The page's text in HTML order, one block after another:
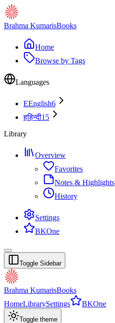
Brahma KumarisBooks
Home
Browse by Tags
Languages
EEnglish6
हहिन्दी15
Library
Overview
Favorites
Notes & Highlights
History
Settings
BKOne
Toggle Sidebar
Brahma KumarisBooks
HomeLibrarySettings BKOne
Toggle theme